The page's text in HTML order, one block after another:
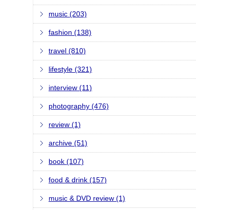
music (203)
fashion (138)
travel (810)
lifestyle (321)
interview (11)
photography (476)
review (1)
archive (51)
book (107)
food & drink (157)
music & DVD review (1)